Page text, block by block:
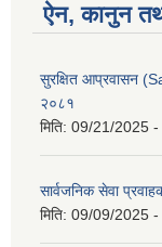
ऐन, कानुन
सुरक्षित आप्रवासन
२०८१
मिति: 09/21/2025
सार्वजनिक सेवा
मिति: 09/09/2025 -